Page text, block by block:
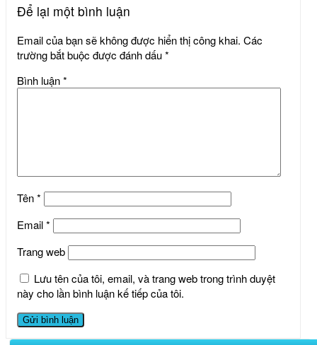
Để lại một bình luận
Email của bạn sẽ không được hiển thị công khai. Các
trường bắt buộc được đánh dấu*
Bình luận*
Tên*
Email*
Trang web
Lưu tên của tôi, email, và trang web trong trình duyệt
này cho lần bình luận kế tiếp của tôi.